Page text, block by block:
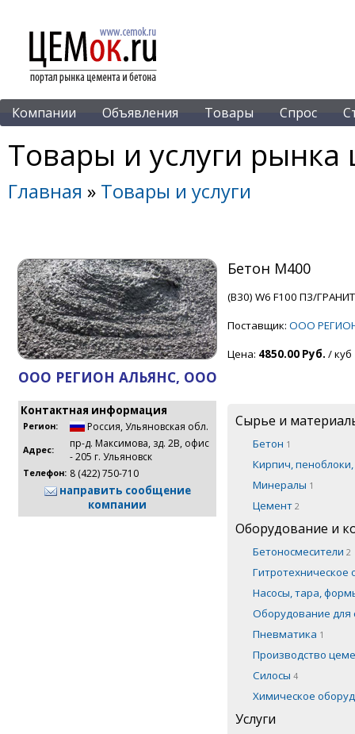
Компании Объявления Товары Спрос
Товары и услуги рынка
Главная » Товары и услуги
ООО РЕГИОН АЛЬЯНС, ООО
Контактная информация
Регион: Россия, Ульяновская обл.
Адрес:
пр-д. Максимова, зд. 2В, офис
- 205 г. Ульяновск
Телефон: 8 (422) 750-710
направить сообщение
компании
Бетон М400
(В30) W6 F100 П3/ГРАНИТ
Поставщик: ООО
Цена: 4850.00 Руб. / куб
Сырье и
Бетон 1
Кирпич,
Минералы 1
Цемент 2
Оборудование и
Бетоносмесители 2
Насосы, тара,
Оборудование для
Пневматика 1
Производство
Силосы 4
Химическое
Услуги